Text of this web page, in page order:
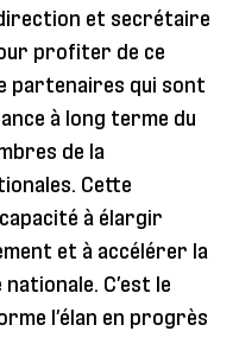
et secrétaire
profiter de ce
partenaires qui sont
à long terme du
de la
Cette
à élargir
et à accélérer la
C’est le
l’élan en progrès